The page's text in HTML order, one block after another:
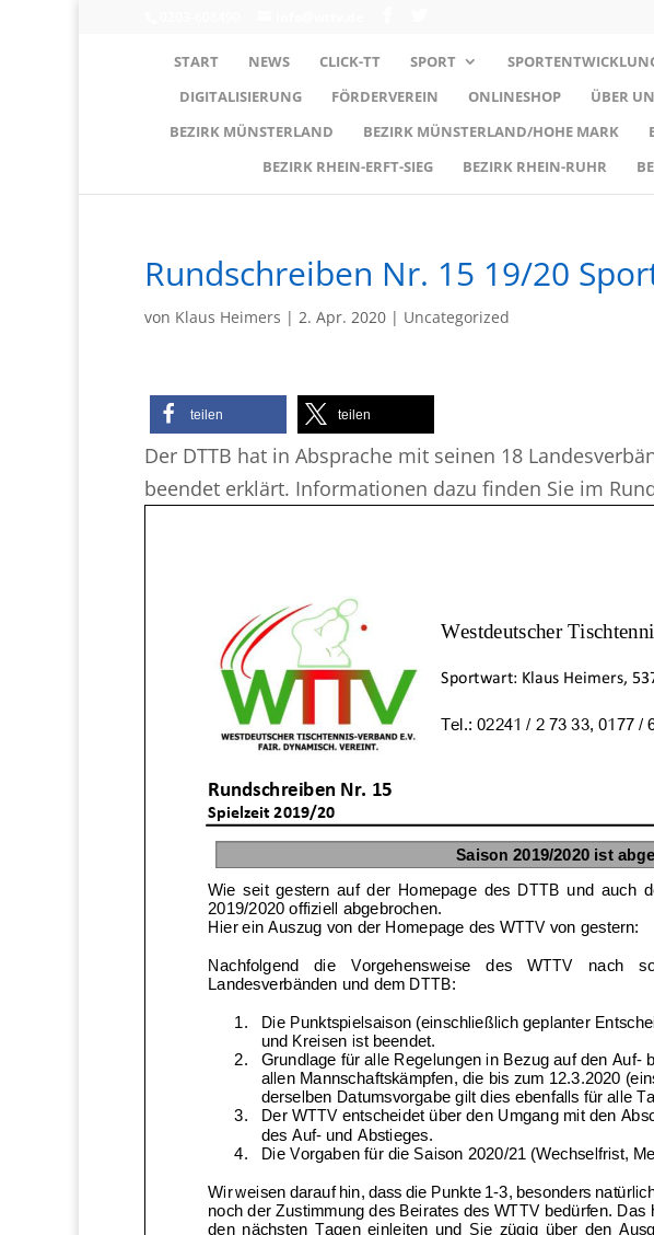
START NEWS CLICK-TT SPORT
DIGITALISIERUNG
FÖRDERVEREIN ONLINESHOP ÜBER
BEZIRK MÜNSTERLAND
BEZIRK MÜNSTERLAND/HOHE MARK
BEZIRK RHEIN-ERFT-SIEG
BEZIRK RHEIN-RUHR
Rundschreiben Nr. 15 19/20
von Klaus Heimers | 2. Apr. 2020 | Uncategorized
teilen teilen
Der DTTB hat in Absprache mit seinen 18
beendet erklärt. Informationen dazu finden Sie im